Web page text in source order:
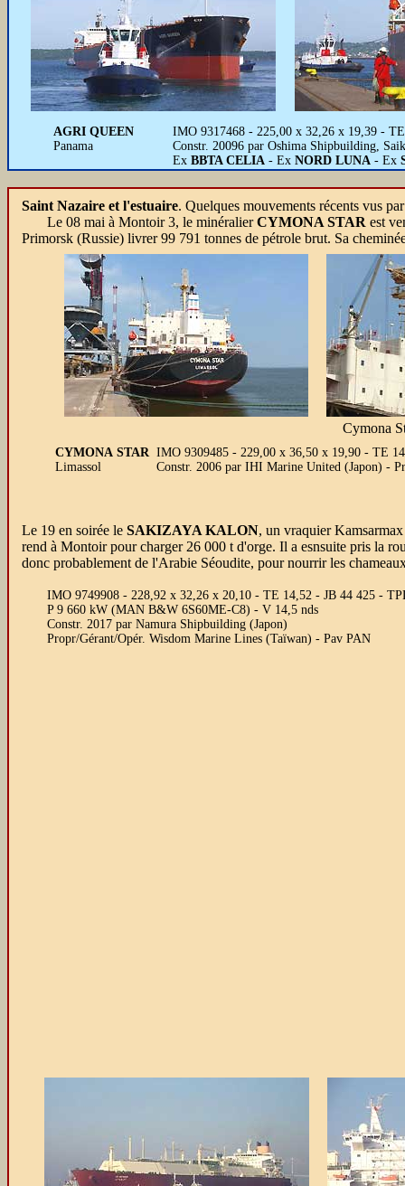
AGRI QUEEN
Panama
IMO 9317468 - 225,00 x 32,26 x 19,39 -
Constr. 20096 par Oshima Shipbuilding,
Ex BBTA CELIA - Ex NORD LUNA - Ex
Saint Nazaire et l'estuaire. Quelques mouvements récents vus
Le 08 mai à Montoir 3, le minéralierCYMONA STAR est
Primorsk (Russie) livrer 99 791 tonnes de pétrole brut. Sa
Cymona
CYMONA STAR
Limassol
IMO 9309485 - 229,00 x 36,50 x 19,90 - TE
Constr. 2006 par IHI Marine United (Japon) -
Le 19 en soirée le SAKIZAYA KALON, un vraquier Kamsarmax
rend à Montoir pour charger 26 000 t d'orge. Il a esnsuite pris la
donc probablement de l'Arabie Séoudite, pour nourrir les
IMO 9749908 - 228,92 x 32,26 x 20,10 - TE 14,52 - JB 44 425 -
P 9 660 kW (MAN B&W 6S60ME-C8) - V 14,5 nds
Constr. 2017 par Namura Shipbuilding (Japon)
Propr/Gérant/Opér. Wisdom Marine Lines (Taïwan) - Pav PAN